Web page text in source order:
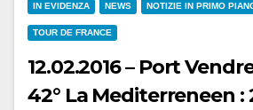
IN EVIDENZA NEWS NOTIZIE IN PRIMO
TOUR DE FRANCE
12.02.2016 – Port
42° La Mediterreneen :